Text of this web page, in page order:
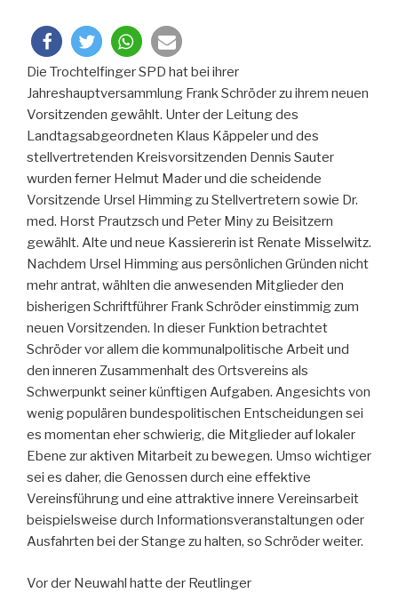
Die Trochtelfinger SPD hat bei ihrer
Jahreshauptversammlung Frank Schröder zu ihrem neuen
Vorsitzenden gewählt. Unter der Leitung des
Landtagsabgeordneten Klaus Käppeler und des
stellvertretenden Kreisvorsitzenden Dennis Sauter
wurden ferner Helmut Mader und die scheidende
Vorsitzende Ursel Himming zu Stellvertretern sowie Dr.
med. Horst Prautzsch und Peter Miny zu Beisitzern
gewählt. Alte und neue Kassiererin ist Renate Misselwitz.
Nachdem Ursel Himming aus persönlichen Gründen nicht
mehr antrat, wählten die anwesenden Mitglieder den
bisherigen Schriftführer Frank Schröder einstimmig zum
neuen Vorsitzenden. In dieser Funktion betrachtet
Schröder vor allem die kommunalpolitische Arbeit und
den inneren Zusammenhalt des Ortsvereins als
Schwerpunkt seiner künftigen Aufgaben. Angesichts von
wenig populären bundespolitischen Entscheidungen sei
es momentan eher schwierig, die Mitglieder auf lokaler
Ebene zur aktiven Mitarbeit zu bewegen. Umso wichtiger
sei es daher, die Genossen durch eine effektive
Vereinsführung und eine attraktive innere Vereinsarbeit
beispielsweise durch Informationsveranstaltungen oder
Ausfahrten bei der Stange zu halten, so Schröder weiter.
Vor der Neuwahl hatte der Reutlinger